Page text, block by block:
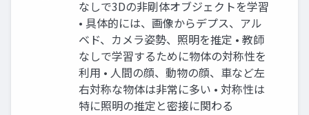
なしで3Dの非剛体オブジェクトを学習
• 具体的には、画像からデプス、アル
ベド、カメラ姿勢、照明を推定 • 教師
なしで学習するために物体の対称性を
利用 • 人間の顔、動物の顔、車など左
右対称な物体は非常に多い • 対称性は
特に照明の推定と密接に関わる